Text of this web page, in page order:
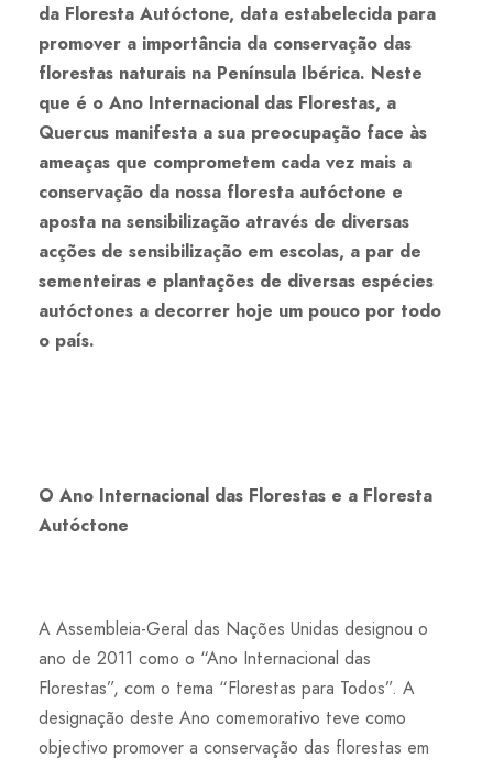
da Floresta Autóctone, data estabelecida para
promover a importância da conservação das
florestas naturais na Península Ibérica. Neste
que é o Ano Internacional das Florestas, a
Quercus manifesta a sua preocupação face às
ameaças que comprometem cada vez mais a
conservação da nossa floresta autóctone e
aposta na sensibilização através de diversas
acções de sensibilização em escolas, a par de
sementeiras e plantações de diversas espécies
autóctones a decorrer hoje um pouco por todo
o país.
O Ano Internacional das Florestas e a Floresta
Autóctone
A Assembleia-Geral das Nações Unidas designou o
ano de 2011 como o “Ano Internacional das
Florestas”, com o tema “Florestas para Todos”. A
designação deste Ano comemorativo teve como
objectivo promover a conservação das florestas em